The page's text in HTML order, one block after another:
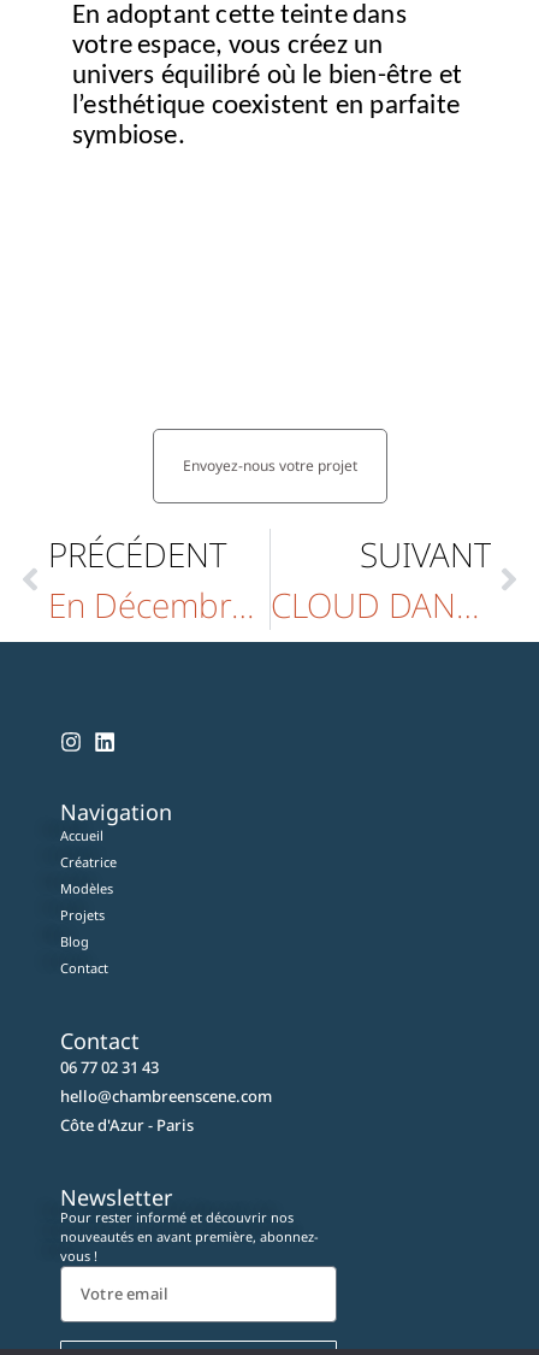
En adoptant cette teintedans
votreespace, vous créez un
univers équilibré où le bien-être et
l’esthétique coexistent en parfaite
symbiose.
Envoyez-nous votre projet
PRÉCÉDENT
En Décembre, prends soin de ta chambre !
SUIVANT
CLOUD DANCER, ELUE COULEUR DE L’ANNEE 2026
Navigation
Accueil
Créatrice
Modèles
Projets
Blog
Contact
Contact
06 77 02 31 43
hello@chambreenscene.com
Côte d'Azur - Paris
Newsletter
Pour rester informé et découvrir nos
nouveautés en avant première, abonnez-
vous !